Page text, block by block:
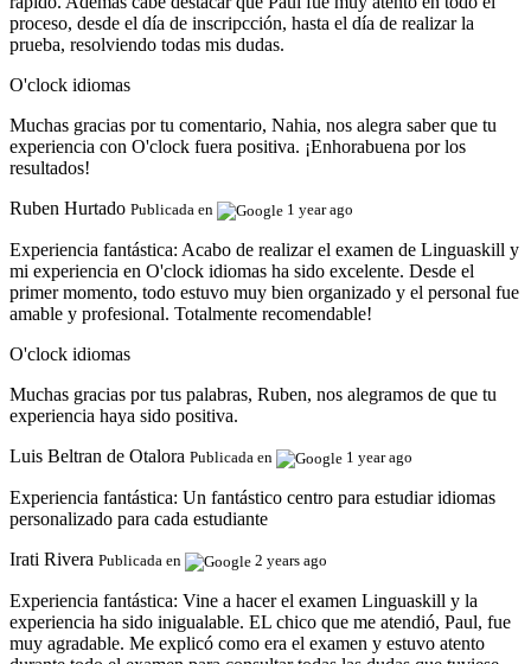
proceso, desde el día de inscripcción, hasta el día de realizar la
prueba, resolviendo todas mis dudas.
O'clock idiomas
Muchas gracias por tu comentario, Nahia, nos alegra saber que tu
experiencia con O'clock fuera positiva. ¡Enhorabuena por los
resultados!
Ruben Hurtado Publicada en 1 year ago
Experiencia fantástica: Acabo de realizar el examen de Linguaskill y
mi experiencia en O'clock idiomas ha sido excelente. Desde el
primer momento, todo estuvo muy bien organizado y el personal fue
amable y profesional. Totalmente recomendable!
O'clock idiomas
Muchas gracias por tus palabras, Ruben, nos alegramos de que tu
experiencia haya sido positiva.
Luis Beltran de Otalora Publicada en 1 year ago
Experiencia fantástica: Un fantástico centro para estudiar idiomas
personalizado para cada estudiante
Irati Rivera Publicada en 2 years ago
Experiencia fantástica: Vine a hacer el examen Linguaskill y la
experiencia ha sido inigualable. EL chico que me atendió, Paul, fue
muy agradable. Me explicó como era el examen y estuvo atento